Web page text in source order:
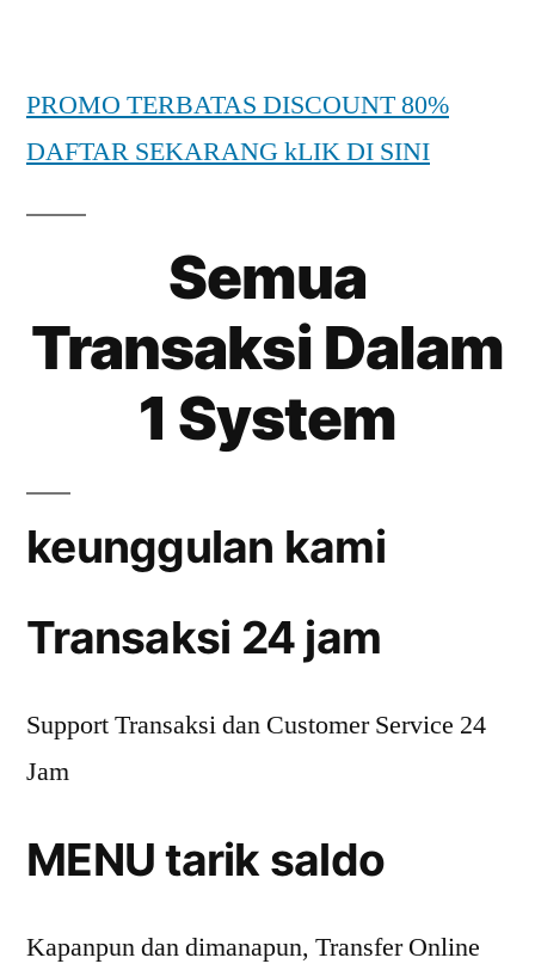
PROMO TERBATAS DISCOUNT 80%
DAFTAR SEKARANG kLIK DI SINI
Semua
Transaksi Dalam
1 System
keunggulan kami
Transaksi 24 jam
Support Transaksi dan Customer Service 24
Jam
MENU tarik saldo
Kapanpun dan dimanapun, Transfer Online